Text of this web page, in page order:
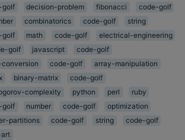
golf
decision-problem fibonacci
code-golf
combinatorics code-golf
string
golf
math code-golf
electrical-engineering
golf
javascript
code-golf
code-golf
array-manipulation
binary-matrix
code-golf
complexity
python perl
ruby
golf
number code-golf
optimization
partitions
code-golf string
code-golf